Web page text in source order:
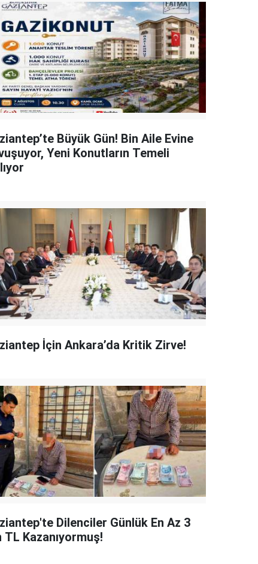
Büyük Gün! Bin Aile Evine
Yeni Konutların Temeli
İçin Ankara’da Kritik Zirve!
Dilenciler Günlük En Az 3
TL Kazanıyormuş!